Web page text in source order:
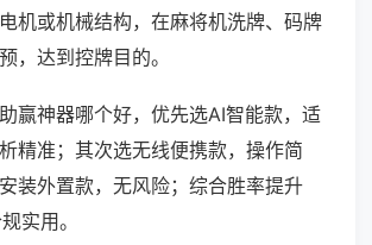
机或机械结构，在麻将机洗牌、码牌
，达到控牌目的。
赢神器哪个好，优先选AI智能款，适
精准；其次选无线便携款，操作简
装外置款，无风险；综合胜率提升
实用。